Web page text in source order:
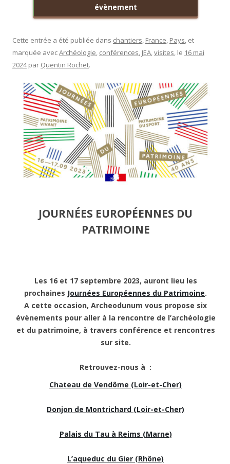
évènement
Cette entrée a été publiée dans chantiers, France, Pays, et
marquée avecArchéologie, conférences, JEA,visites, le 16 mai
2024 par Quentin Rochet.
JOURNÉES EUROPÉENNES DU
PATRIMOINE
Les 16 et 17 septembre 2023, auront lieu les
prochaines Journées Européennes du Patrimoine.
A cette occasion, Archeodunum vous propose six
évènements pour aller à la rencontre de l’archéologie
et du patrimoine, à travers conférence et rencontres
sur site.
Retrouvez-nous à :
Chateau de Vendôme (Loir-et-Cher)
Donjon de Montrichard (Loir-et-Cher)
Palais du Tau à Reims (Marne)
L’aqueduc du Gier (Rhône)